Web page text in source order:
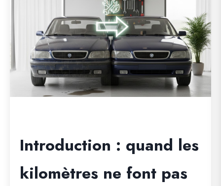
Introduction : quand les
kilomètres ne font pas